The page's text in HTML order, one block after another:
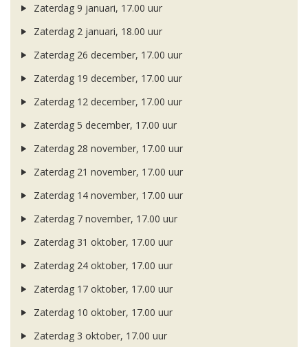
Zaterdag 9 januari, 17.00 uur
Zaterdag 2 januari, 18.00 uur
Zaterdag 26 december, 17.00 uur
Zaterdag 19 december, 17.00 uur
Zaterdag 12 december, 17.00 uur
Zaterdag 5 december, 17.00 uur
Zaterdag 28 november, 17.00 uur
Zaterdag 21 november, 17.00 uur
Zaterdag 14 november, 17.00 uur
Zaterdag 7 november, 17.00 uur
Zaterdag 31 oktober, 17.00 uur
Zaterdag 24 oktober, 17.00 uur
Zaterdag 17 oktober, 17.00 uur
Zaterdag 10 oktober, 17.00 uur
Zaterdag 3 oktober, 17.00 uur